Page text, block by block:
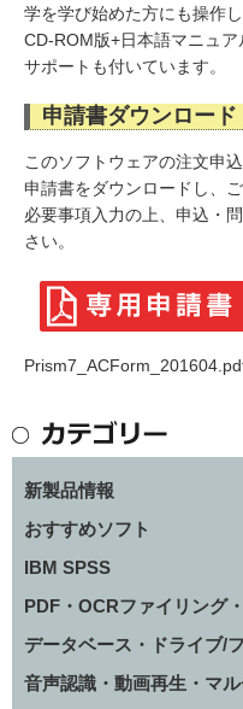
学を学び始めた方にも操作
CD-ROM版+日本語マニュ
サポートも付いています。
申請書ダウンロード
このソフトウェアの注文申
申請書をダウンロードし、
必要事項入力の上、申込・
さい。
新製品情報
おすすめソフト
IBM SPSS
PDF・OCRファイリング
データベース・ドライブ/
音声認識・動画再生・マ